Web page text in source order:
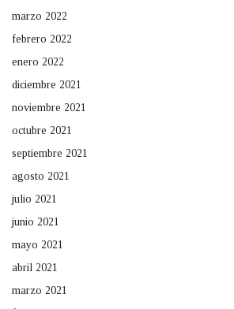
marzo 2022
febrero 2022
enero 2022
diciembre 2021
noviembre 2021
octubre 2021
septiembre 2021
agosto 2021
julio 2021
junio 2021
mayo 2021
abril 2021
marzo 2021